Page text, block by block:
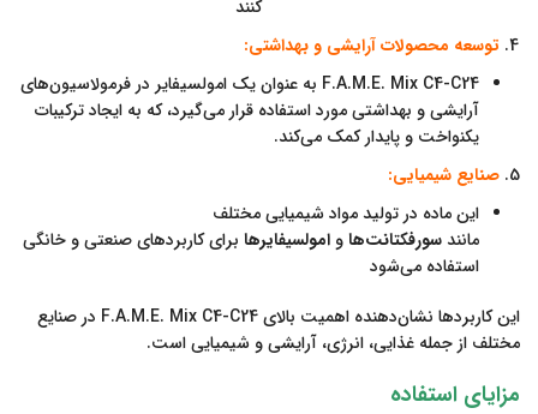
کنند
توسعه محصولات آرایشی و بهداشتی:
F.A.M.E. Mix C4-C24 به عنوان یک امولسیفایر در فرمولاسیون‌های
آرایشی و بهداشتی مورد استفاده قرار می‌گیرد، که به ایجاد ترکیبات
یکنواخت و پایدار کمک می‌کند.
صنایع شیمیایی:
این ماده در تولید مواد شیمیایی مختلف
مانندسورفکتانت‌ها و امولسیفایرها برای کاربردهای صنعتی و خانگی
استفاده می‌شود
این کاربردها نشان‌دهنده اهمیت بالای F.A.M.E. Mix C4-C24 در صنایع
مختلف از جمله غذایی، انرژی، آرایشی و شیمیایی است.
مزایای استفاده